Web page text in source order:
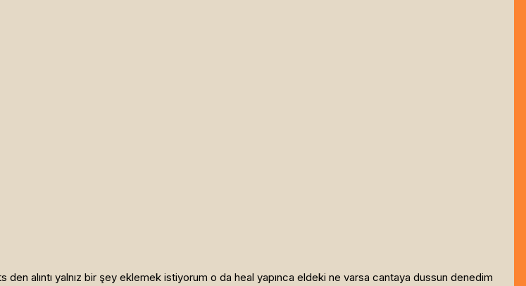
alıntı yalnız bir şey eklemek istiyorum o da heal yapınca eldeki ne varsa cantaya dussun denedim